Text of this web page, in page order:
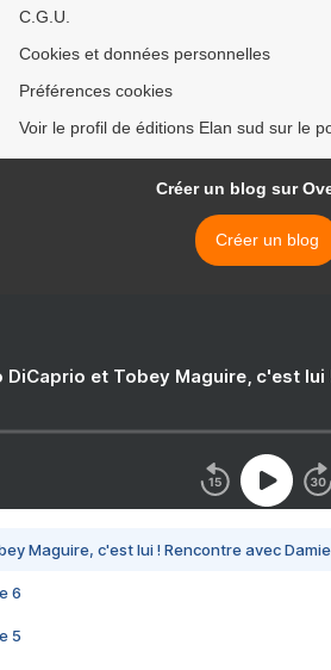
C.G.U.
Cookies et données personnelles
Préférences cookies
Voir le profil de éditions Elan sud sur le
Créer un blog sur
Créer un blog
DiCaprio et Tobey Maguire, c'est
Maguire, c'est lui ! Rencontre avec
6
5